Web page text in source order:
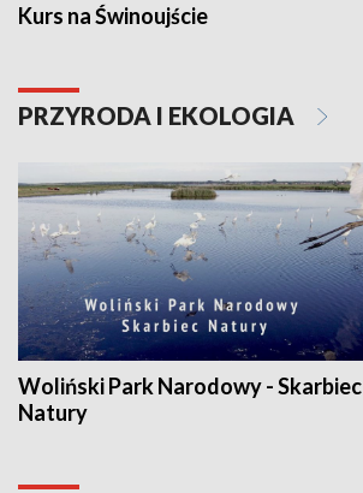
Kurs na Świnoujście
PRZYRODA I EKOLOGIA
Woliński Park Narodowy - Skarbiec
Natury